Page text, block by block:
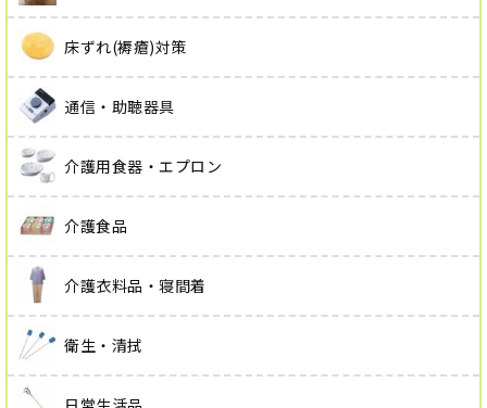
床ずれ(褥瘡)対策
通信・助聴器具
介護用食器・エプロン
介護食品
介護衣料品・寝間着
衛生・清拭